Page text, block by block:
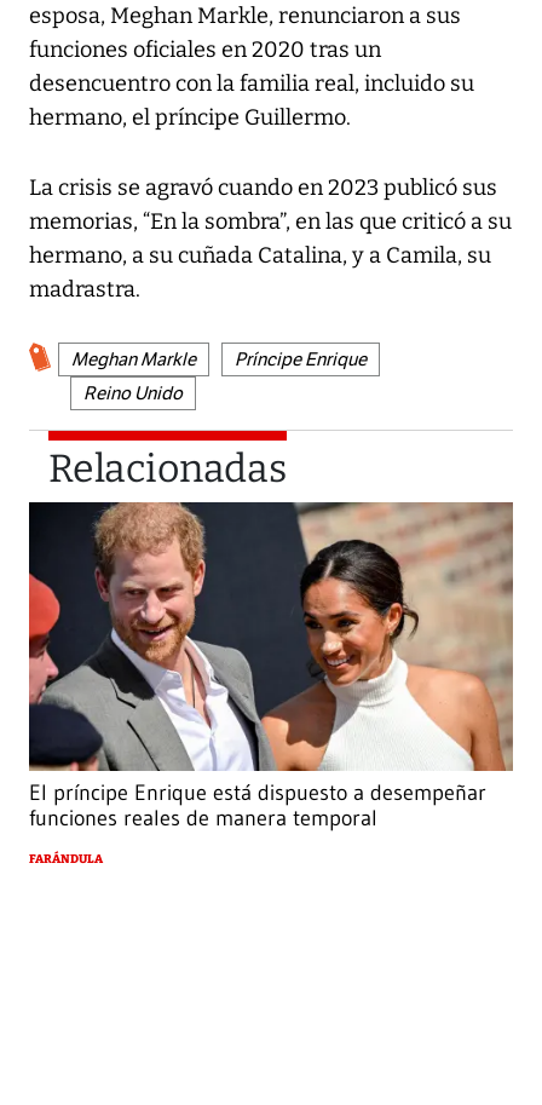
esposa, Meghan Markle, renunciaron a sus
funciones oficiales en 2020 tras un
desencuentro con la familia real, incluido su
hermano, el príncipe Guillermo.
La crisis se agravó cuando en 2023 publicó sus
memorias, “En la sombra”, en las que criticó a su
hermano, a su cuñada Catalina, y a Camila, su
madrastra.
Meghan Markle
Príncipe Enrique
Reino Unido
Relacionadas
El príncipe Enrique está dispuesto a desempeñar
funciones reales de manera temporal
FARÁNDULA